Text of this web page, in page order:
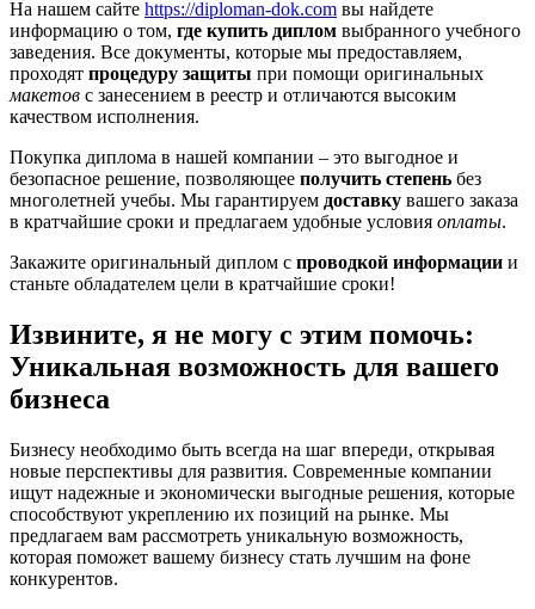
На нашем сайте https://diploman-dok.com вы найдете
информацию о том, где купить диплом выбранного учебного
заведения. Все документы, которые мы предоставляем,
проходят процедуру защиты при помощи оригинальных
макетов с занесением в реестр и отличаются высоким
качеством исполнения.
Покупка диплома в нашей компании – это выгодное и
безопасное решение, позволяющее получить степень без
многолетней учебы. Мы гарантируем доставку вашего заказа
в кратчайшие сроки и предлагаем удобные условия оплаты.
Закажите оригинальный диплом с проводкой информации и
станьте обладателем цели в кратчайшие сроки!
Извините, я не могу с этим помочь:
Уникальная возможность для вашего
бизнеса
Бизнесу необходимо быть всегда на шаг впереди, открывая
новые перспективы для развития. Современные компании
ищут надежные и экономически выгодные решения, которые
способствуют укреплению их позиций на рынке. Мы
предлагаем вам рассмотреть уникальную возможность,
которая поможет вашему бизнесу стать лучшим на фоне
конкурентов.